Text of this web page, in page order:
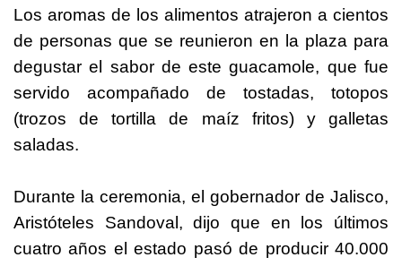
Los aromas de los alimentos atrajeron a cientos
de personas que se reunieron en la plaza para
degustar el sabor de este guacamole, que fue
servido acompañado de tostadas, totopos
(trozos de tortilla de maíz fritos) y galletas
saladas.
Durante la ceremonia, el gobernador de Jalisco,
Aristóteles Sandoval, dijo que en los últimos
cuatro años el estado pasó de producir 40.000